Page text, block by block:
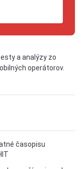
a analýzy zo
operátorov.
časopisu